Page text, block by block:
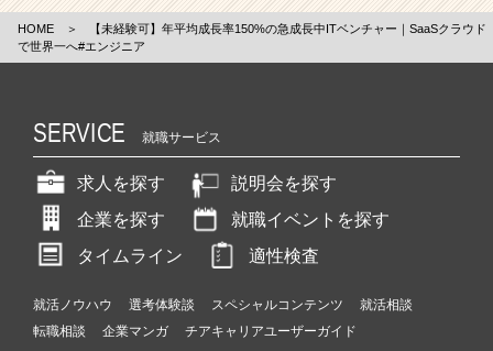
HOME ＞
【未経験可】年平均成長率150%の急成長中ITベンチャー｜SaaSクラウド
で世界一へ#エンジニア
SERVICE 就職サービス
求人を探す
説明会を探す
企業を探す
就職イベントを探す
タイムライン
適性検査
就活ノウハウ 選考体験談 スペシャルコンテンツ
就活相談
転職相談
企業マンガ チアキャリアユーザーガイド